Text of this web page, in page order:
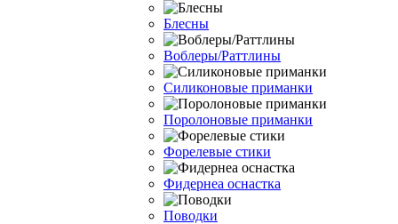
Блесны
Воблеры/Раттлины
Силиконовые приманки
Поролоновые приманки
Форелевые стики
Фидернеа оснастка
Поводки